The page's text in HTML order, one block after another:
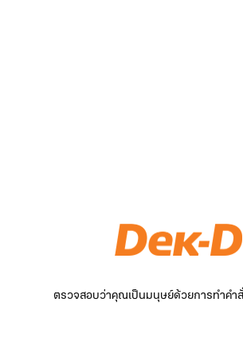
ตรวจสอบว่าคุณเป็นมนุษย์ด้วยการทำคำสั่